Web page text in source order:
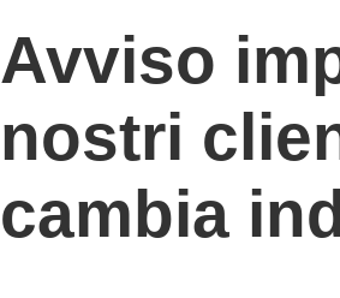
Avviso
nostri
cambia